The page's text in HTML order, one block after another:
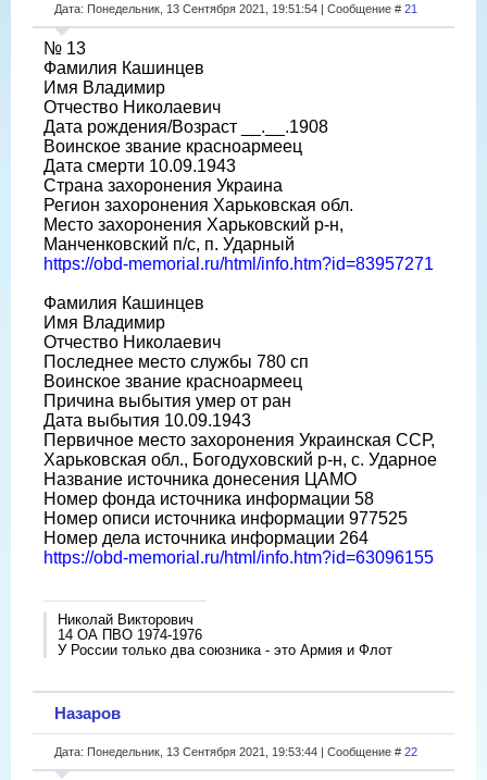
Дата: Понедельник, 13 Сентября 2021, 19:51:54 | Сообщение # 21
№ 13
Фамилия Кашинцев
Имя Владимир
Отчество Николаевич
Дата рождения/Возраст __.__.1908
Воинское звание красноармеец
Дата смерти 10.09.1943
Страна захоронения Украина
Регион захоронения Харьковская обл.
Место захоронения Харьковский р-н,
Манченковский п/с, п. Ударный
https://obd-memorial.ru/html/info.htm?id=83957271
Фамилия Кашинцев
Имя Владимир
Отчество Николаевич
Последнее место службы 780 сп
Воинское звание красноармеец
Причина выбытия умер от ран
Дата выбытия 10.09.1943
Первичное место захоронения Украинская ССР,
Харьковская обл., Богодуховский р-н, с. Ударное
Название источника донесения ЦАМО
Номер фонда источника информации 58
Номер описи источника информации 977525
Номер дела источника информации 264
https://obd-memorial.ru/html/info.htm?id=63096155
Николай Викторович
14 ОА ПВО 1974-1976
У России только два союзника - это Армия и Флот
Назаров
Дата: Понедельник, 13 Сентября 2021, 19:53:44 | Сообщение # 22